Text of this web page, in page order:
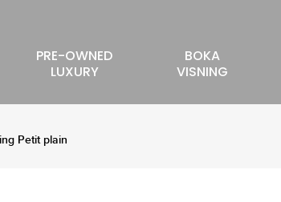
PRE-OWNED
LUXURY
BOKA
VISNING
Petit plain